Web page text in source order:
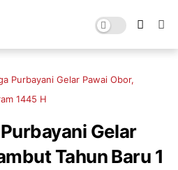
Purbayani Gelar Pawai Obor,
1445 H
Gelar
Tahun Baru 1